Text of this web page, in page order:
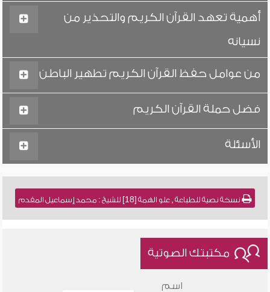
أهمية تعهد القرآن الكريم والتحذير من
نسيانه
من عوامل حفظ القرآن الكريم تطهير الباطن
فضل حملة القرآن الكريم
الأسئلة
نسخة نصية للطباعة , علو الهمة [18] للشيخ : محمد إسماعيل المقدم
مكتبتك الصوتية
اسم